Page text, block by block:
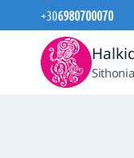
al
contenido
+306980700070